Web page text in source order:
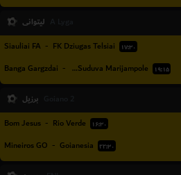
لیتوانی
Siauliai FA - FK Dziugas Telsiai ۱۷:۳۰
Banga Gargzdai - FK Suduva Marijampole ۱۹:۱۵
برزیل
Bom Jesus - Rio Verde ۱۶:۳۰
Mineiros GO - Goianesia ۲۲:۳۰